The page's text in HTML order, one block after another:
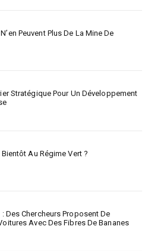
Peuvent Plus De La Mine De
Stratégique Pour Un Développement
Bientôt Au Régime Vert ?
Des Chercheurs Proposent De
Avec Des Fibres De Bananes